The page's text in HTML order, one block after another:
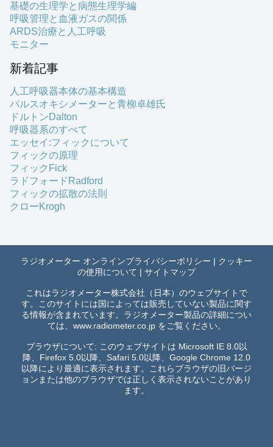
基礎の生理学と病態生理学編
呼吸管理と血液ガスの関係
ARDS治療と人工呼吸
モニター
新着記事
人工呼吸器本体の基本構造
パルスオキシメーターと青柳卓雄氏
ドルトンDalton
呼吸器系のすべて
エッセイ:フィックについて
フィックの原理
フィックFick
ラドフォードRadford
フィックの拡散の法則
クローKrogh
ラジオメーター オンラインプライバシーポリシー | クッキー
の使用について | サイトマップ
これはラジオメーター株式会社（日本）のウェブサイトで
す。このサイトには国によっては販売していない製品に関す
る情報が含まれています。ラジオメーター製品の詳細につい
ては、 www.radiometer.co.jpをご覧ください。
ブラウザについて: このウェブサイトは Microsoft IE 8.0以
降、Firefox 5.0以降、Safari 5.0以降、Google Chrome 12.0
以降により最適に表示されます。これらブラウザの旧バージ
ョンまたは他のブラウザでは正しく表示されないことがあり
ます。